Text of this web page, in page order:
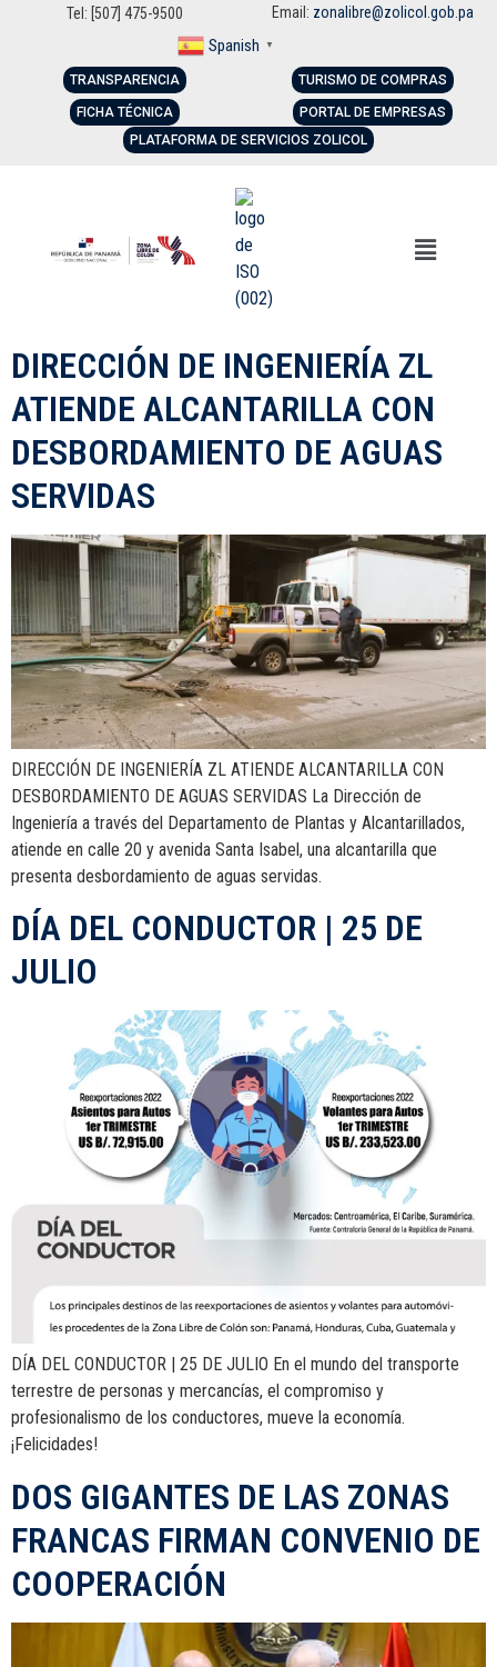
Tel: [507] 475-9500 Email: zonalibre@zolicol.gob.pa
Spanish ▼
TRANSPARENCIA
FICHA TÉCNICA
TURISMO DE COMPRAS
PORTAL DE EMPRESAS
PLATAFORMA DE SERVICIOS ZOLICOL
DIRECCIÓN DE INGENIERÍA ZL
ATIENDE ALCANTARILLA CON
DESBORDAMIENTO DE AGUAS
SERVIDAS
DIRECCIÓN DE INGENIERÍA ZL ATIENDE ALCANTARILLA CON
DESBORDAMIENTO DE AGUAS SERVIDAS La Dirección de
Ingeniería a través del Departamento de Plantas y Alcantarillados,
atiende en calle 20 y avenida Santa Isabel, una alcantarilla que
presenta desbordamiento de aguas servidas.
DÍA DEL CONDUCTOR | 25 DE
JULIO
DÍA DEL CONDUCTOR | 25 DE JULIO En el mundo del transporte
terrestre de personas y mercancías, el compromiso y
profesionalismo de los conductores, mueve la economía.
¡Felicidades!
DOS GIGANTES DE LAS ZONAS
FRANCAS FIRMAN CONVENIO DE
COOPERACIÓN